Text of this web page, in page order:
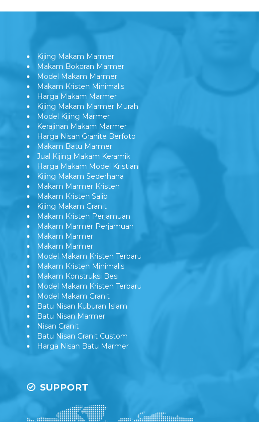
Kijing Makam Marmer
Makam Bokoran Marmer
Model Makam Marmer
Makam Kristen Minimalis
Harga Makam Marmer
Kijing Makam Marmer Murah
Model Kijing Marmer
Kerajinan Makam Marmer
Harga Nisan Granite Berfoto
Makam Batu Marmer
Jual Kijing Makam Keramik
Harga Makam Model Kristiani
Kijing Makam Sederhana
Makam Marmer Kristen
Makam Kristen Salib
Kijing Makam Granit
Makam Kristen Perjamuan
Makam Marmer Perjamuan
Makam Marmer
Makam Marmer
Model Makam Kristen Terbaru
Makam Kristen Minimalis
Makam Konstruksi Besi
Model Makam Kristen Terbaru
Model Makam Granit
Batu Nisan Kuburan Islam
Batu Nisan Marmer
Nisan Granit
Batu Nisan Granit Custom
Harga Nisan Batu Marmer
SUPPORT